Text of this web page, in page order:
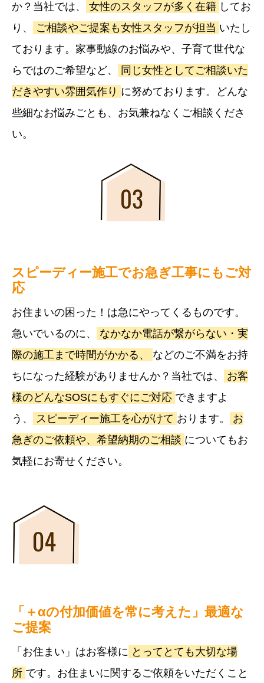
か？当社では、
女性のスタッフが多く在籍 してお
り、
ご相談やご提案も女性スタッフが担当 いたし
ております。家事動線のお悩みや、子育て世代な
らではのご希望など、
同じ女性としてご相談いた
だきやすい雰囲気作り に努めております。どんな
些細なお悩みごとも、お気兼ねなくご相談くださ
い。
スピーディー施工でお急ぎ工事にもご対
応
お住まいの困った！は急にやってくるものです。
急いでいるのに、
なかなか電話が繋がらない・実
際の施工まで時間がかかる、 などのご不満をお持
ちになった経験がありませんか？当社では、
お客
様のどんなSOSにもすぐにご対応 できますよ
う、
スピーディー施工を心がけて おります。
お
急ぎのご依頼や、希望納期のご相談 についてもお
気軽にお寄せください。
「＋αの付加価値を常に考えた」最適な
ご提案
「お住まい」はお客様に とってとても大切な場
所 です。お住まいに関するご依頼をいただくこと